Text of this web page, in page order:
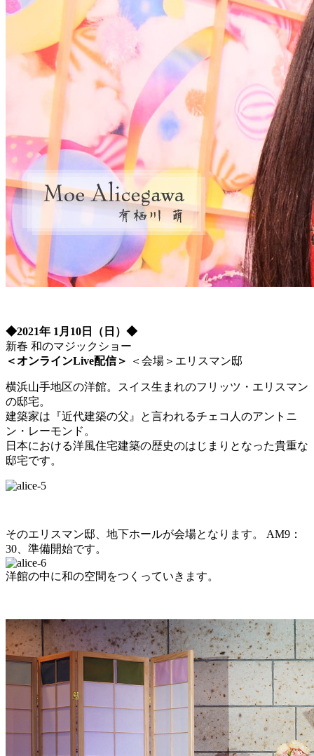
◆2021年 1月10日（日）◆
新春 和のマジックショー
＜オンラインLive配信＞
＜会場＞エリスマン邸
横浜山手地区の洋館。スイス生まれのフリッツ・エリスマン
の邸宅。
建築家は『近代建築の父』と言われるチェコ人のアントニ
ン・レーモンド。
日本における洋風住宅建築の歴史のはじまりとなった貴重な
邸宅です。
そのエリスマン邸、地下ホールが会場となります。 AM9：
30、準備開始です。
洋館の中に和の空間をつくっていきます。